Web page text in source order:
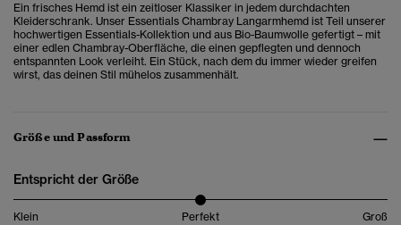
Ein frisches Hemd ist ein zeitloser Klassiker in jedem durchdachten
Kleiderschrank. Unser Essentials Chambray Langarmhemd ist Teil unserer
hochwertigen Essentials-Kollektion und aus Bio-Baumwolle gefertigt – mit
einer edlen Chambray-Oberfläche, die einen gepflegten und dennoch
entspannten Look verleiht. Ein Stück, nach dem du immer wieder greifen
wirst, das deinen Stil mühelos zusammenhält.
Größe und Passform
Entspricht der Größe
Klein Perfekt Groß